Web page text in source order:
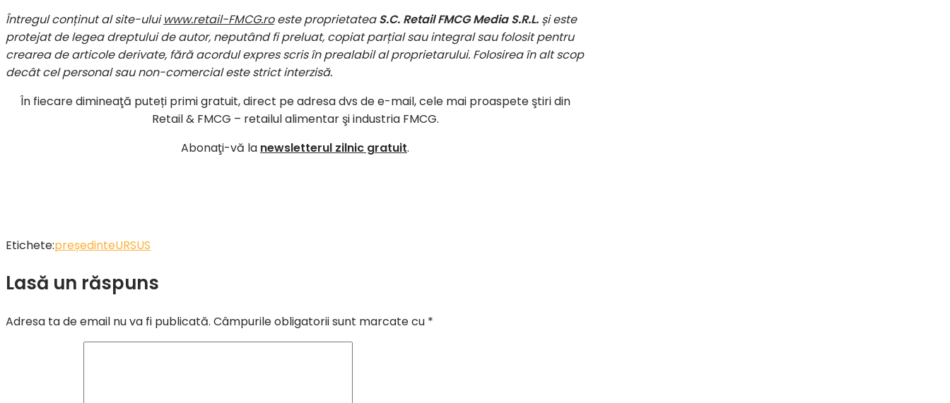
Întregul conținut al site-uluiwww.retail-FMCG.roeste proprietateaS.C. Retail FMCG Media S.R.L. și este
protejat de legea dreptului de autor, neputând fi preluat, copiat parțial sau integral sau folosit pentru
crearea de articole derivate, fără acordul expres scris în prealabil al proprietarului. Folosirea în alt scop
decât cel personal sau non-comercial este strict interzisă.
În fiecare dimineaţă puteți primi gratuit, direct pe adresa dvs de e-mail, cele mai proaspete ştiri din
Retail & FMCG – retailul alimentar şi industria FMCG.
Abonaţi-vă la newsletterul zilnic gratuit.
Etichete:președinteURSUS
Lasă un răspuns
Adresa ta de email nu va fi publicată. Câmpurile obligatorii sunt marcate cu *